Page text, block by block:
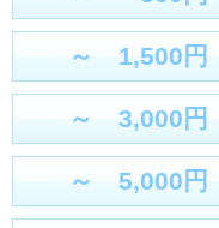
～ 1,500円
～ 3,000円
～ 5,000円